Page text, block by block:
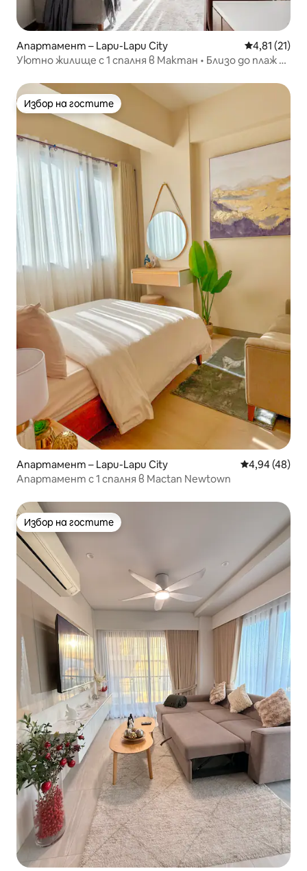
Апартамент – Lapu-Lapu City Средна
4,81 (21)
Уютно жилище с 1 спалня в Мактан • Близо до плаж и
Избор на гостите
Избор на гостите
Апартамент – Lapu-Lapu City Средна
4,94 (48)
Апартамент с 1 спалня в Mactan Newtown
Избор на гостите
Избор на гостите